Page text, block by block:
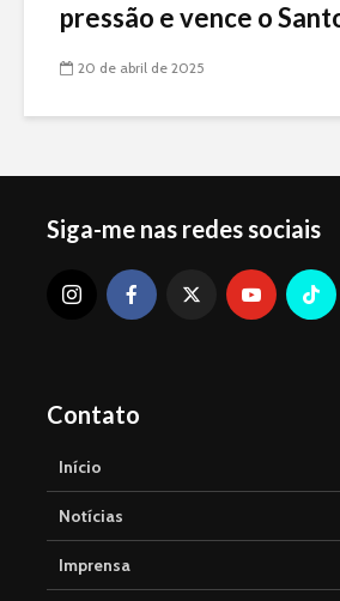
pressão e vence o
20 de abril de 2025
Siga-me nas redes sociais
Contato
Início
Notícias
Imprensa